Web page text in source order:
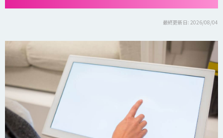
最終更新日: 2026/08/04